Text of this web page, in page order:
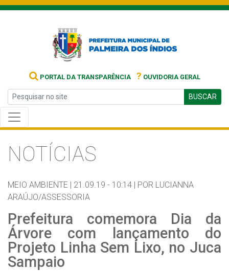
PORTAL DA TRANSPARÊNCIA ? OUVIDORIA GERAL
BUSCAR
NOTÍCIAS
MEIO AMBIENTE | 21.09.19 - 10:14 | POR LUCIANNA
ARAÚJO/ASSESSORIA
Prefeitura comemora Dia da
Árvore com lançamento do
Projeto Linha Sem Lixo, no Juca
Sampaio